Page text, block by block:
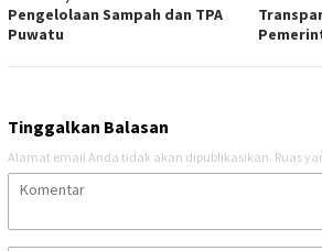
Pengelolaan Sampah dan TPA
Puwatu
Tinggalkan Balasan
Alamat email Anda tidak akan dipublikasikan. Ruas